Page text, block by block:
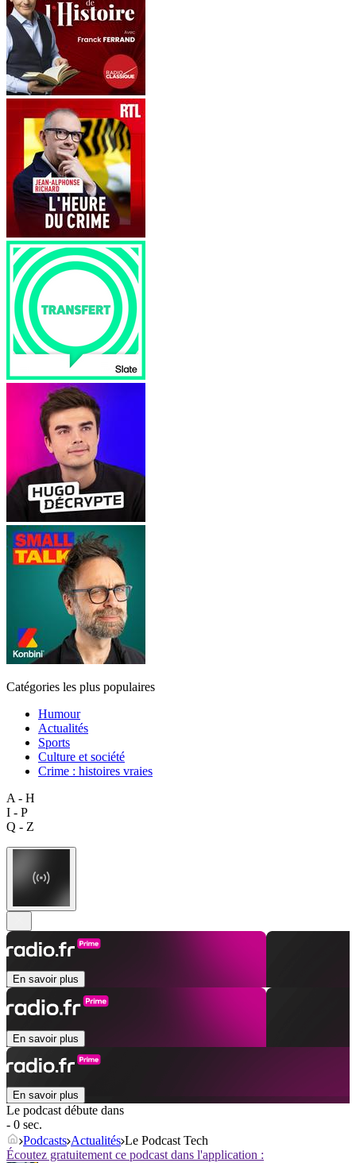
Catégories les plus populaires
Humour
Actualités
Sports
Culture et société
Crime : histoires vraies
A - H
I - P
Q - Z
En savoir plus
En savoir plus
En savoir plus
Le podcast débute dans
- 0 sec.
Podcasts Actualités Le Podcast Tech
Écoutez gratuitement ce podcast dans l'application :